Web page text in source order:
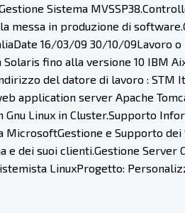
Sistema
messa in produzione di
16/03/09 30/10/09Lavoro
Solaris fino alla versione 10
del datore di lavoro : STM
application server Apache
Gnu Linux in Cluster.Supporto
MicrosoftGestione e Supporto
e dei suoi clienti.Gestione
LinuxProgetto: